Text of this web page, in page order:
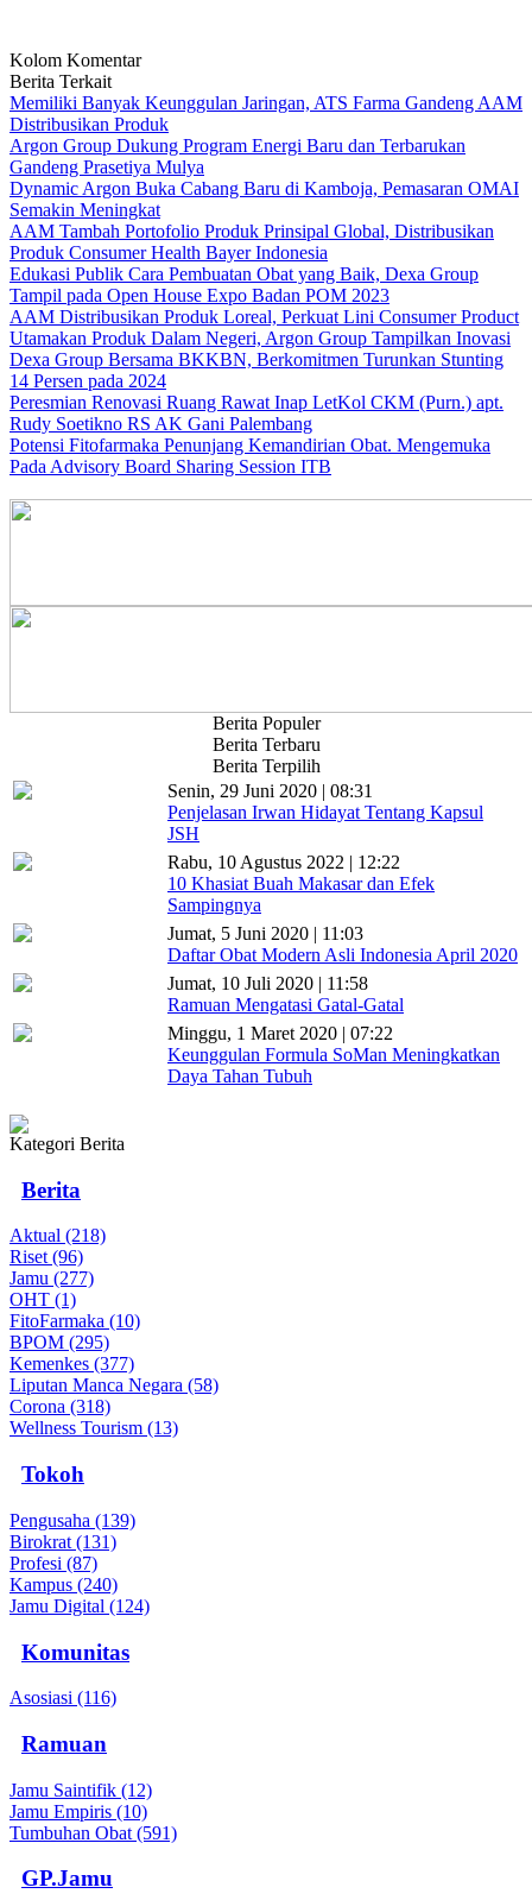
Kolom Komentar
Berita Terkait
Memiliki Banyak Keunggulan Jaringan, ATS Farma Gandeng AAM
Distribusikan Produk
Argon Group Dukung Program Energi Baru dan Terbarukan
Gandeng Prasetiya Mulya
Dynamic Argon Buka Cabang Baru di Kamboja, Pemasaran OMAI
Semakin Meningkat
AAM Tambah Portofolio Produk Prinsipal Global, Distribusikan
Produk Consumer Health Bayer Indonesia
Edukasi Publik Cara Pembuatan Obat yang Baik, Dexa Group
Tampil pada Open House Expo Badan POM 2023
AAM Distribusikan Produk Loreal, Perkuat Lini Consumer Product
Utamakan Produk Dalam Negeri, Argon Group Tampilkan Inovasi
Dexa Group Bersama BKKBN, Berkomitmen Turunkan Stunting
14 Persen pada 2024
Peresmian Renovasi Ruang Rawat Inap LetKol CKM (Purn.) apt.
Rudy Soetikno RS AK Gani Palembang
Potensi Fitofarmaka Penunjang Kemandirian Obat. Mengemuka
Pada Advisory Board Sharing Session ITB
Berita Populer
Berita Terbaru
Berita Terpilih
Senin, 29 Juni 2020 | 08:31
Penjelasan Irwan Hidayat Tentang Kapsul
JSH
Rabu, 10 Agustus 2022 | 12:22
10 Khasiat Buah Makasar dan Efek
Sampingnya
Jumat, 5 Juni 2020 | 11:03
Daftar Obat Modern Asli Indonesia April 2020
Jumat, 10 Juli 2020 | 11:58
Ramuan Mengatasi Gatal-Gatal
Minggu, 1 Maret 2020 | 07:22
Keunggulan Formula SoMan Meningkatkan
Daya Tahan Tubuh
Kategori Berita
Berita
Aktual (218)
Riset (96)
Jamu (277)
OHT (1)
FitoFarmaka (10)
BPOM (295)
Kemenkes (377)
Liputan Manca Negara (58)
Corona (318)
Wellness Tourism (13)
Tokoh
Pengusaha (139)
Birokrat (131)
Profesi (87)
Kampus (240)
Jamu Digital (124)
Komunitas
Asosiasi (116)
Ramuan
Jamu Saintifik (12)
Jamu Empiris (10)
Tumbuhan Obat (591)
GP.Jamu